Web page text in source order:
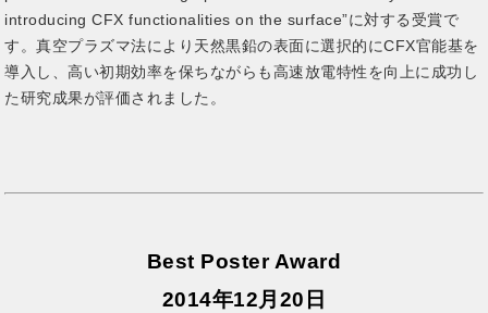
introducing CFX functionalities on the surface”に対する受賞で
す。真空プラズマ法により天然黒鉛の表面に選択的にCFX官能基を
導入し、高い初期効率を保ちながらも高速放電特性を向上に成功し
た研究成果が評価されました。
Best Poster Award
2014年12月20日